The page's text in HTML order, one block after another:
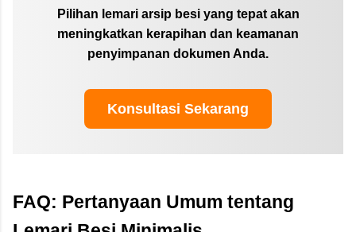
Pilihan lemari arsip besi yang tepat akan
meningkatkan kerapihan dan keamanan
penyimpanan dokumen Anda.
Konsultasi Sekarang
FAQ: Pertanyaan Umum tentang